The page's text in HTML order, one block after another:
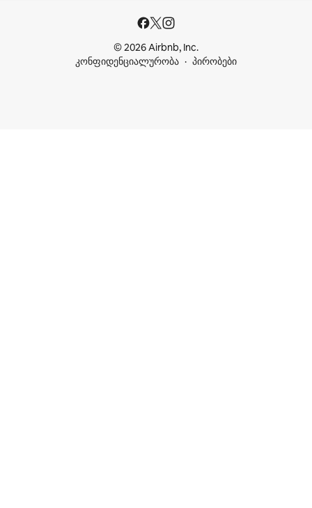
© 2026 Airbnb, Inc.
კონფიდენციალურობა
პირობები